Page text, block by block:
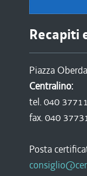
Recapiti
Piazza
Centralino:
tel. 040
fax. 040
Posta